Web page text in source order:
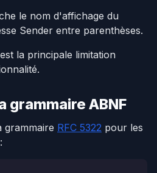
le nom d'affichage du
Sender entre parenthèses.
la principale limitation
grammaire ABNF
grammaire RFC 5322 pour les
: